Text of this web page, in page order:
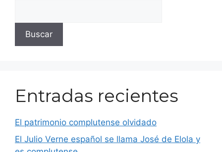
Buscar
Entradas recientes
El patrimonio complutense olvidado
El Julio Verne español se llama José de Elola y